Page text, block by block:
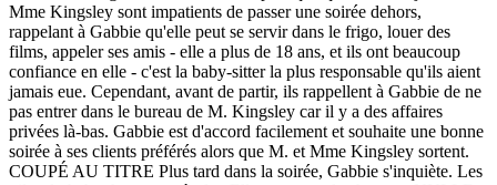
Mme Kingsley sont impatients de passer une soirée dehors,
rappelant à Gabbie qu'elle peut se servir dans le frigo, louer des
films, appeler ses amis - elle a plus de 18 ans, et ils ont beaucoup
confiance en elle - c'est la baby-sitter la plus responsable qu'ils aient
jamais eue. Cependant, avant de partir, ils rappellent à Gabbie de ne
pas entrer dans le bureau de M. Kingsley car il y a des affaires
privées là-bas. Gabbie est d'accord facilement et souhaite une bonne
soirée à ses clients préférés alors que M. et Mme Kingsley sortent.
COUPÉ AU TITRE Plus tard dans la soirée, Gabbie s'inquiète. Les